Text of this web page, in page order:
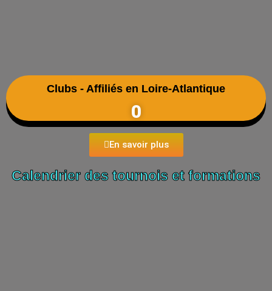
Clubs - Affiliés en Loire-Atlantique
0
En savoir plus
Calendrier des tournois et formations